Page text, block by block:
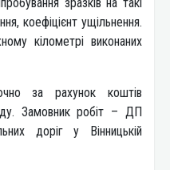
коефіцієнт ущільнення.
кілометрі виконаних
за рахунок коштів
Замовник робіт – ДП
доріг у Вінницькій